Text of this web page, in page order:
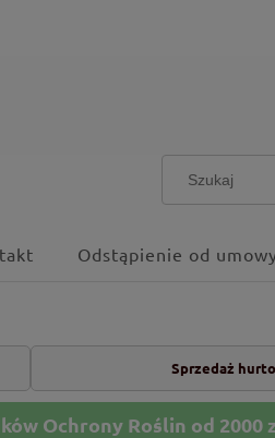
Odstąpienie od
Sprzedaż
Ochrony Roślin od 2000